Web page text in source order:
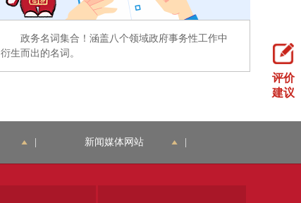
政务名词集合！涵盖八个领域政府事务性工作中
衍生而出的名词。
评价
建议
新闻媒体网站